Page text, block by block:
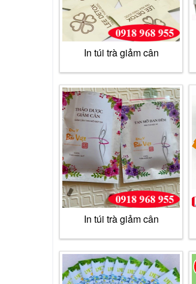
In túi trà giảm cân
In túi trà giảm cân